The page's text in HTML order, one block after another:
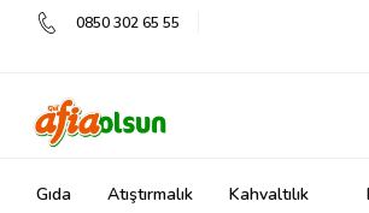
0850 302 65 55
Gıda Atıştırmalık Kahvaltılık